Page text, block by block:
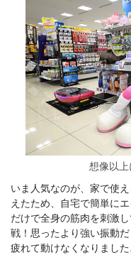
想像以
いま人気なのが、家で使
えたため、自宅で簡単に
だけで全身の筋肉を刺激
戦！思ったより強い振動
疲れて動けなくなりました